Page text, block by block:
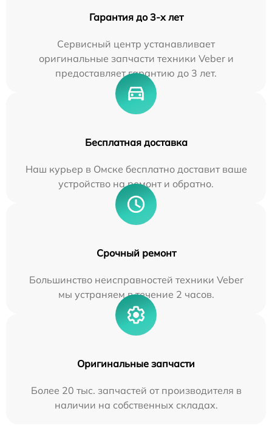
Гарантия до 3-х лет
Сервисный центр устанавливает
оригинальные запчасти техники Veber и
предоставляет гарантию до 3 лет.
Бесплатная доставка
Наш курьер в Омске бесплатно доставит ваше
устройство на ремонт и обратно.
Срочный ремонт
Большинство неисправностей техники Veber
мы устраняем в течение 2 часов.
Оригинальные запчасти
Более 20 тыс. запчастей от производителя в
наличии на собственных складах.